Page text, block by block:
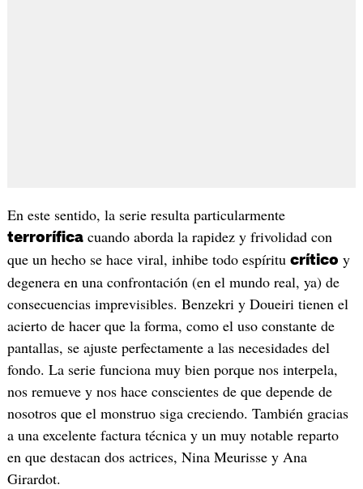
En este sentido, la serie resulta particularmente
terroríficacuando aborda la rapidez y frivolidad con
que un hecho se hace viral, inhibe todo espíritu crítico y
degenera en una confrontación (en el mundo real, ya) de
consecuencias imprevisibles. Benzekri y Doueiri tienen el
acierto de hacer que la forma, como el uso constante de
pantallas, se ajuste perfectamente a las necesidades del
fondo. La serie funciona muy bien porque nos interpela,
nos remueve y nos hace conscientes de que depende de
nosotros que el monstruo siga creciendo. También gracias
a una excelente factura técnica y un muy notable reparto
en que destacan dos actrices, Nina Meurisse y Ana
Girardot.